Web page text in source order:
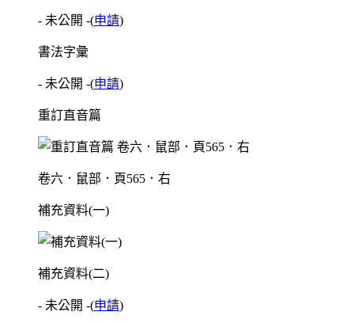
- 未公開 -(申請)
書法字彙
- 未公開 -(申請)
重訂直音篇
卷六．鼠部．頁565．右
補充資料(一)
補充資料(二)
- 未公開 -(申請)